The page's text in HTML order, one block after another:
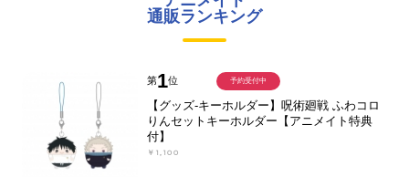
通販ランキング
第1位
【グッズ-キーホルダー】呪術廻戦 ふわコロ
りんセットキーホルダー【アニメイト特典
付】
￥1,100
予約受付中